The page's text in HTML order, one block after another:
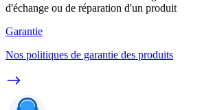
d'échange ou de réparation d'un produit
Garantie
Nos politiques de garantie des produits